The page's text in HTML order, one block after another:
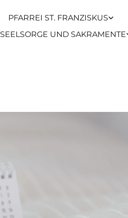
PFARREI ST. FRANZISKUS
SEELSORGE UND SAKRAMENTE